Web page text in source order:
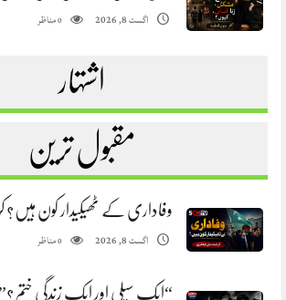
اگست 8, 2026 0مناظر
اشتہار
مقبول ترین
وفاداری کے ٹھیکیدار کون
اگست 8, 2026 0مناظر
“ایک سپلی اور ایک زندگی ختم؟”